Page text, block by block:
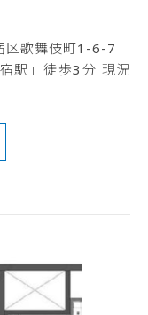
駅」徒歩3分 現況